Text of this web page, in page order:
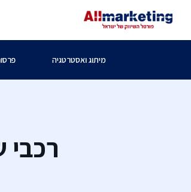
מיתוג ואסטרטגיה
רכבי